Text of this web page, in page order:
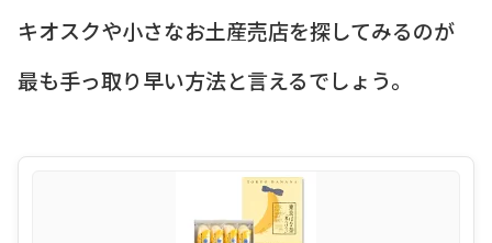
キオスクや小さなお土産売店を探してみるのが
最も手っ取り早い方法と言えるでしょう。